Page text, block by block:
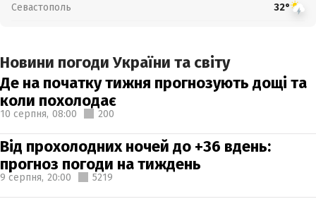
Севастополь 32°
Новини погоди України та світу
Де на початку тижня прогнозують дощі та
коли похолодає
10 серпня, 08:00 200
Від прохолодних ночей до +36 вдень:
прогноз погоди на тиждень
9 серпня, 20:00 5219